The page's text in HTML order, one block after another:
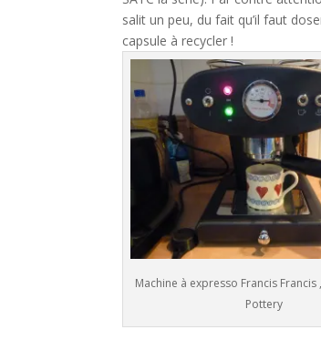
salit un peu, du fait qu’il faut
capsule à recycler !
Machine à expresso Francis Francis
Pottery